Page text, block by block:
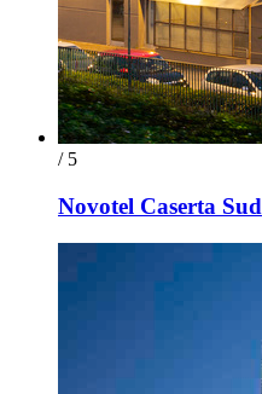
/ 5
Novotel Caserta Sud